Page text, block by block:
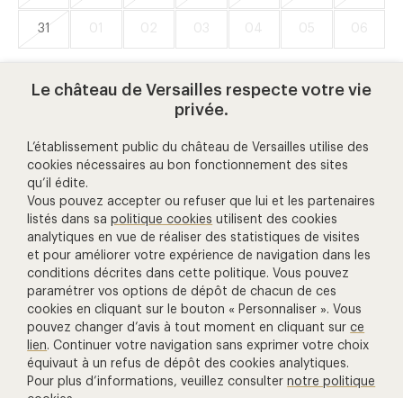
31 01 02 03 04 05 06
Disponible ce jour Indisponible ce jour
aide et contact
01 30 83 78 00
(prix d'un appel local)
Nous contacter
Gestion des cookies
autres billetteries
Le château de Versailles respecte votre vie
privée.
L’établissement public du château de Versailles utilise des
cookies nécessaires au bon fonctionnement des sites
qu’il édite.
Vous pouvez accepter ou refuser que lui et les partenaires
listés dans sapolitique cookies utilisent des cookies
analytiques en vue de réaliser des statistiques de visites
et pour améliorer votre expérience de navigation dans les
conditions décrites dans cette politique. Vous pouvez
paramétrer vos options de dépôt de chacun de ces
cookies en cliquant sur le bouton « Personnaliser ». Vous
pouvez changer d’avis à tout moment en cliquant surce
lien. Continuer votre navigation sans exprimer votre choix
équivaut à un refus de dépôt des cookies analytiques.
Pour plus d’informations, veuillez consulternotre politique